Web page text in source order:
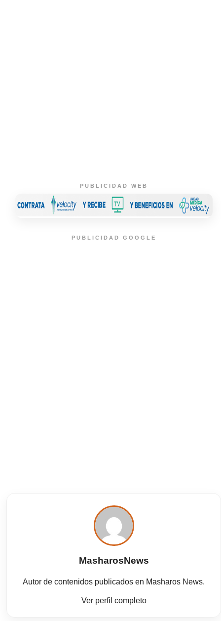
PUBLICIDAD WEB
PUBLICIDAD GOOGLE
MasharosNews
Autor de contenidos publicados en Masharos News.
Ver perfil completo